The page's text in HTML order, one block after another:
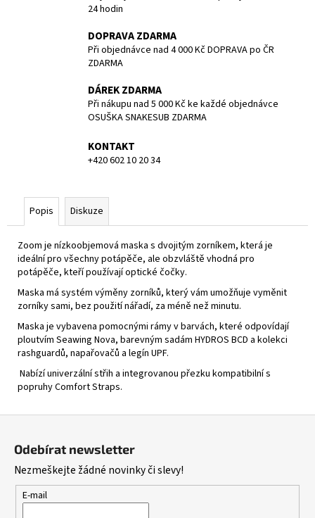
24 hodin
DOPRAVA ZDARMA
Při objednávce nad 4 000 Kč DOPRAVA po ČR
ZDARMA
DÁREK ZDARMA
Při nákupu nad 5 000 Kč ke každé objednávce
OSUŠKA SNAKESUB ZDARMA
KONTAKT
+420 602 10 20 34
Popis Diskuze
Zoom je nízkoobjemová maska s dvojitým zorníkem, která je
ideální pro všechny potápěče, ale obzvláště vhodná pro
potápěče, kteří používají optické čočky.
Maska má systém výměny zorníků, který vám umožňuje vyměnit
zorníky sami, bez použití nářadí, za méně než minutu.
Maska je vybavena pomocnými rámy v barvách, které odpovídají
ploutvím Seawing Nova, barevným sadám HYDROS BCD a kolekci
rashguardů, napařovačů a legín UPF.
Nabízí univerzální střih a integrovanou přezku kompatibilní s
popruhy Comfort Straps.
Odebírat newsletter
Nezmeškejte žádné novinky či slevy!
E-mail